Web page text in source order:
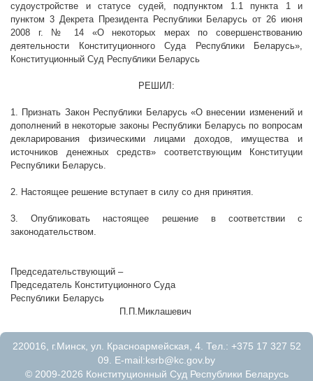
судоустройстве и статусе судей, подпунктом 1.1 пункта 1 и
пунктом 3 Декрета Президента Республики Беларусь от 26 июня
2008 г. № 14 «О некоторых мерах по совершенствованию
деятельности Конституционного Суда Республики Беларусь»,
Конституционный Суд Республики Беларусь
РЕШИЛ:
1. Признать Закон Республики Беларусь «О внесении изменений и
дополнений в некоторые законы Республики Беларусь по вопросам
декларирования физическими лицами доходов, имущества и
источников денежных средств» соответствующим Конституции
Республики Беларусь.
2. Настоящее решение вступает в силу со дня принятия.
3. Опубликовать настоящее решение в соответствии с
законодательством.
Председательствующий –
Председатель Конституционного Суда
Республики Беларусь
П.П.Миклашевич
220016, г.Минск, ул. Красноармейская, 4. Тел.: +375 17 327 52
09. E-mail:ksrb@kc.gov.by
© 2009-2026 Конституционный Суд Республики Беларусь